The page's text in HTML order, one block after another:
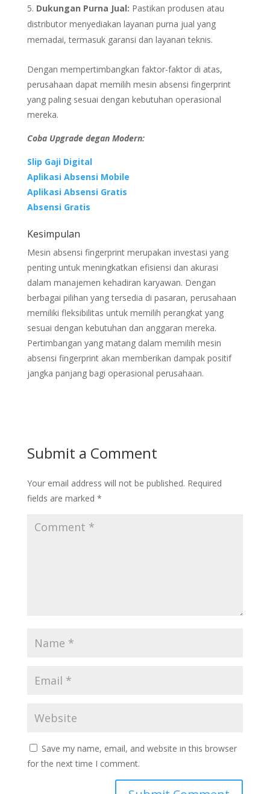
Dukungan Purna Jual: Pastikan produsen atau
distributor menyediakan layanan purna jual yang
memadai, termasuk garansi dan layanan teknis.
Dengan mempertimbangkan faktor-faktor di atas,
perusahaan dapat memilih mesin absensi fingerprint
yang paling sesuai dengan kebutuhan operasional
mereka.
Coba Upgrade degan Modern:
Slip Gaji Digital
Aplikasi Absensi Mobile
Aplikasi Absensi Gratis
Absensi Gratis
Kesimpulan
Mesin absensi fingerprint merupakan investasi yang
penting untuk meningkatkan efisiensi dan akurasi
dalam manajemen kehadiran karyawan. Dengan
berbagai pilihan yang tersedia di pasaran, perusahaan
memiliki fleksibilitas untuk memilih perangkat yang
sesuai dengan kebutuhan dan anggaran mereka.
Pertimbangan yang matang dalam memilih mesin
absensi fingerprint akan memberikan dampak positif
jangka panjang bagi operasional perusahaan.
Submit a Comment
Your email address will not be published. Required
fields are marked *
Save my name, email, and website in this browser
for the next time I comment.